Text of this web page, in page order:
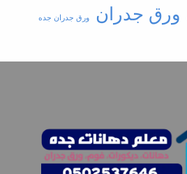
ورق جدران ورق جدران جده